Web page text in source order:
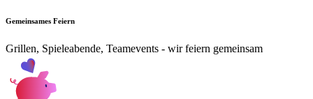
Gemeinsames Feiern
Grillen, Spieleabende, Teamevents - wir feiern gemeinsam